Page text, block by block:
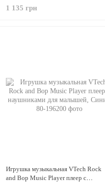
1 135 грн
Игрушка музыкальная VTech Rock
and Bop Music Player плеер с